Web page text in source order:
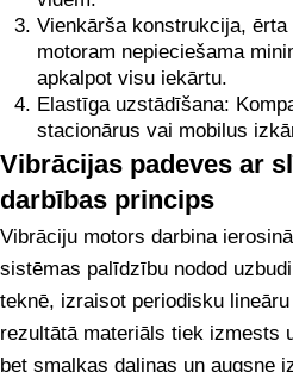
Vienkārša konstrukcija, ērta
motoram nepieciešama
apkalpot visu iekārtu.
Elastīga uzstādīšana:
stacionārus vai mobilus
Vibrācijas padeves ar
darbības princips
Vibrāciju motors darbina
sistēmas palīdzību nodod
teknē, izraisot periodisku
rezultātā materiāls tiek izmests
bet smalkas daļiņas un augsne